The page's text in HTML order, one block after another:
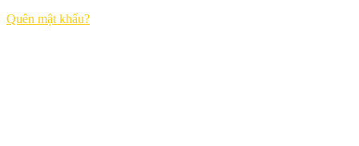
Quên mật khẩu?